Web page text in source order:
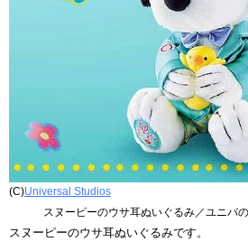
(C)Universal Studios
スヌーピーのウサ耳ぬいぐるみ／ユニバ
スヌーピーのウサ耳ぬいぐるみです。